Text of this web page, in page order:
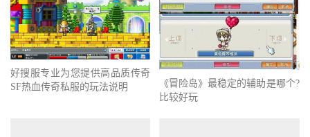
好搜服专业为您提供高品质传奇
SF热血传奇私服的玩法说明
《冒险岛》最稳定的辅助是哪个?
比较好玩